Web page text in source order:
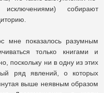
собирают
мне показалось разумным
только книгами и
поскольку ни в одну из этих
ряд явлений, о которых
выше неявным образом